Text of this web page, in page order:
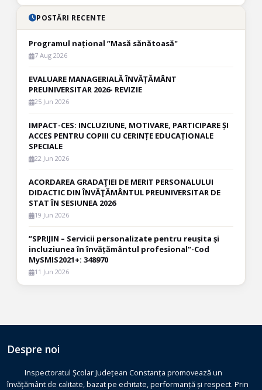
POSTĂRI RECENTE
Programul național ”Masă sănătoasă"
7 Aug 2026
EVALUARE MANAGERIALĂ ÎNVĂȚĂMÂNT
PREUNIVERSITAR 2026- REVIZIE
25 Jun 2026
IMPACT-CES: INCLUZIUNE, MOTIVARE, PARTICIPARE ȘI
ACCES PENTRU COPIII CU CERINȚE EDUCAȚIONALE
SPECIALE
22 Jun 2026
ACORDAREA GRADAŢIEI DE MERIT PERSONALULUI
DIDACTIC DIN ÎNVĂŢĂMÂNTUL PREUNIVERSITAR DE
STAT ÎN SESIUNEA 2026
19 Jun 2026
”SPRIJIN – Servicii personalizate pentru reușita și
incluziunea în învățământul profesional”-Cod
MySMIS2021+: 348970
11 Jun 2026
Despre noi
Inspectoratul Școlar Județean Constanța promovează un
învățământ de calitate, bazat pe echitate, performanță și respect. Prin